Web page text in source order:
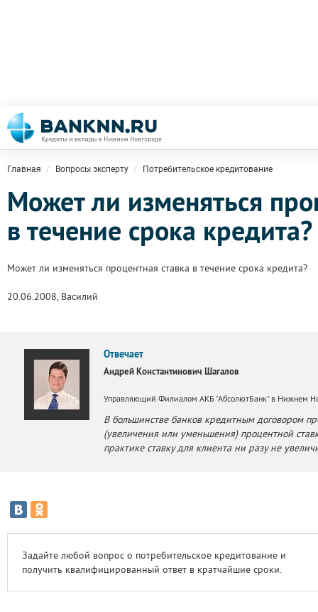
Главная Вопросы эксперту Потребительское кредитование
Может ли изменяться
в течение срока кредита?
Может ли изменяться процентная ставка в течение срока кредита?
20.06.2008, Василий
Отвечает
Андрей Константинович Шагалов
Управляющий Филиалом АКБ "АбсолютБанк" в Нижнем
В большинстве банков кредитным договором
(увеличения или уменьшения) процентной
практике ставку для клиента ни разу не
Задайте любой вопрос о потребительское кредитование и
получить квалифицированный ответ в кратчайшие сроки.